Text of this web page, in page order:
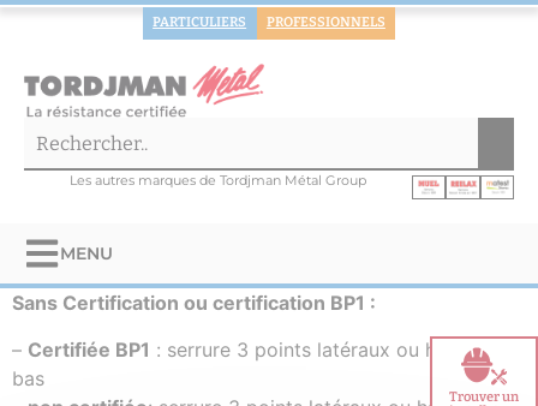
PARTICULIERS PROFESSIONNELS
Les autres marques de Tordjman Métal Group
MENU
Trouver un
Sans Certification ou certification BP1 :
– Certifiée BP1 : serrure 3 points latéraux ou haut et
bas